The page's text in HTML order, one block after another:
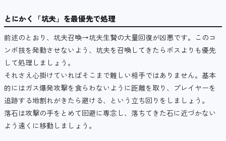
とにかく「坑夫」を最優先で処理
前述のとおり、坑夫召喚→坑夫生贄の大量回復が凶悪です。このコ
ンボ技を発動させないよう、坑夫を召喚してきたらボスよりも優先
して処理しましょう。
それさえ心掛けていればそこまで難しい相手ではありません。基本
的にはガス爆発攻撃を食らわないように距離を取り、プレイヤーを
追跡する地割れがきたら避ける、という立ち回りをしましょう。
落石は攻撃の手をとめて回避に専念し、落ちてきた石に近づかない
よう遠くに移動しましょう。